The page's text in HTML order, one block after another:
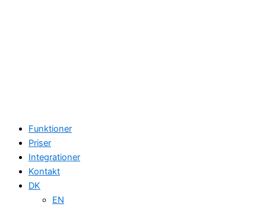
Funktioner
Priser
Integrationer
Kontakt
DK
EN